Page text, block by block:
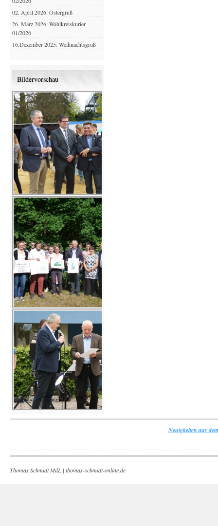
02. April 2026: Ostergruß
26. März 2026: Wahlkreiskurier
01/2026
16.Dezember 2025: Weihnachtsgruß
Bildervorschau
Neuigkeiten aus
Thomas Schmidt MdL | thomas-schmidt-online.de